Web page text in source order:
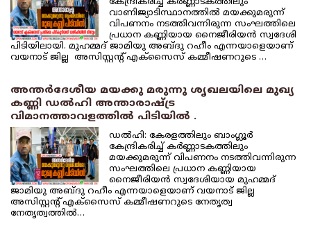
വാണിജ്യാടിസ്ഥാനത്തില്‍ മയക്കുമരുന്ന്
വിപണനം നടത്തിവന്നിരുന്ന സംഘത്തിലെ
പ്രധാന കണ്ണിയായ നൈജീരിയന്‍ സ്വദേശി
പിടിയിലായി. മുഹമ്മദ് ജാമിയു അബ്ദു റഹീം എന്നയാളെയാണ്
വയനാട് ജില്ല അസിസ്റ്റന്റ് എക്‌സൈസ് കമ്മീഷണറുടെ …
അന്തര്‍ദേശീയ മയക്കു മരുന്നു ശൃഖലയിലെ മുഖ്യ
കണ്ണി ഡല്‍ഹി അന്താരാഷ്ട്ര
വിമാനത്താവളത്തില്‍ പിടിയില്‍ .
ഡല്‍ഹി: കേരളത്തിലും ബാംഗ്ലൂര്‍
കേന്ദ്രികരിച്ച് കര്‍ണ്ണാടകത്തിലും
മയക്കുമരുന്ന് വിപണനം നടത്തിവന്നിരുന്ന
സംഘത്തിലെ പ്രധാന കണ്ണിയായ
നൈജീരിയന്‍ സ്വദേശിയായ മുഹമ്മദ്
ജാമിയു അബ്ദു റഹീം എന്നയാളെയാണ് വയനാട് ജില്ല
അസിസ്റ്റന്റ് എക്‌സൈസ് കമ്മീഷണറുടെ നേതൃത്വ
നേതൃത്വത്തില്‍…